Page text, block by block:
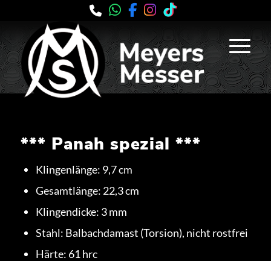
*** Panah spezial ***
Klingenlänge: 9,7 cm
Gesamtlänge: 22,3 cm
Klingendicke: 3 mm
Stahl: Balbachdamast (Torsion), nicht rostfrei
Härte: 61 hrc